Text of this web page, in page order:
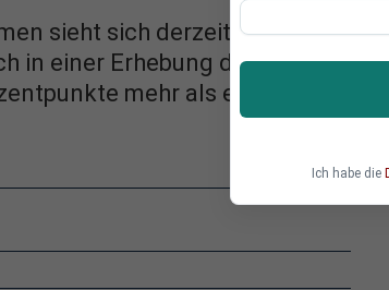
sieht sich derzeit in seiner
in einer Erhebung des
mehr als ein Jahr zuvor
Ich habe die